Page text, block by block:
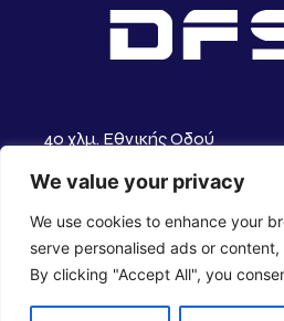
We value your privacy
We use cookies to enhance your
serve personalised ads or
By clicking "Accept All", you
4ο χλμ. Εθνικής Οδού
57009 Θεσσαλονίκη
Τηλ. +302310 753 615
Fax. +302310 752 262
e-mailinfo@adamidis.gr